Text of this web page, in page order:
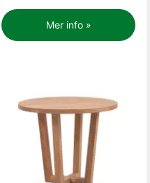
Mer info »